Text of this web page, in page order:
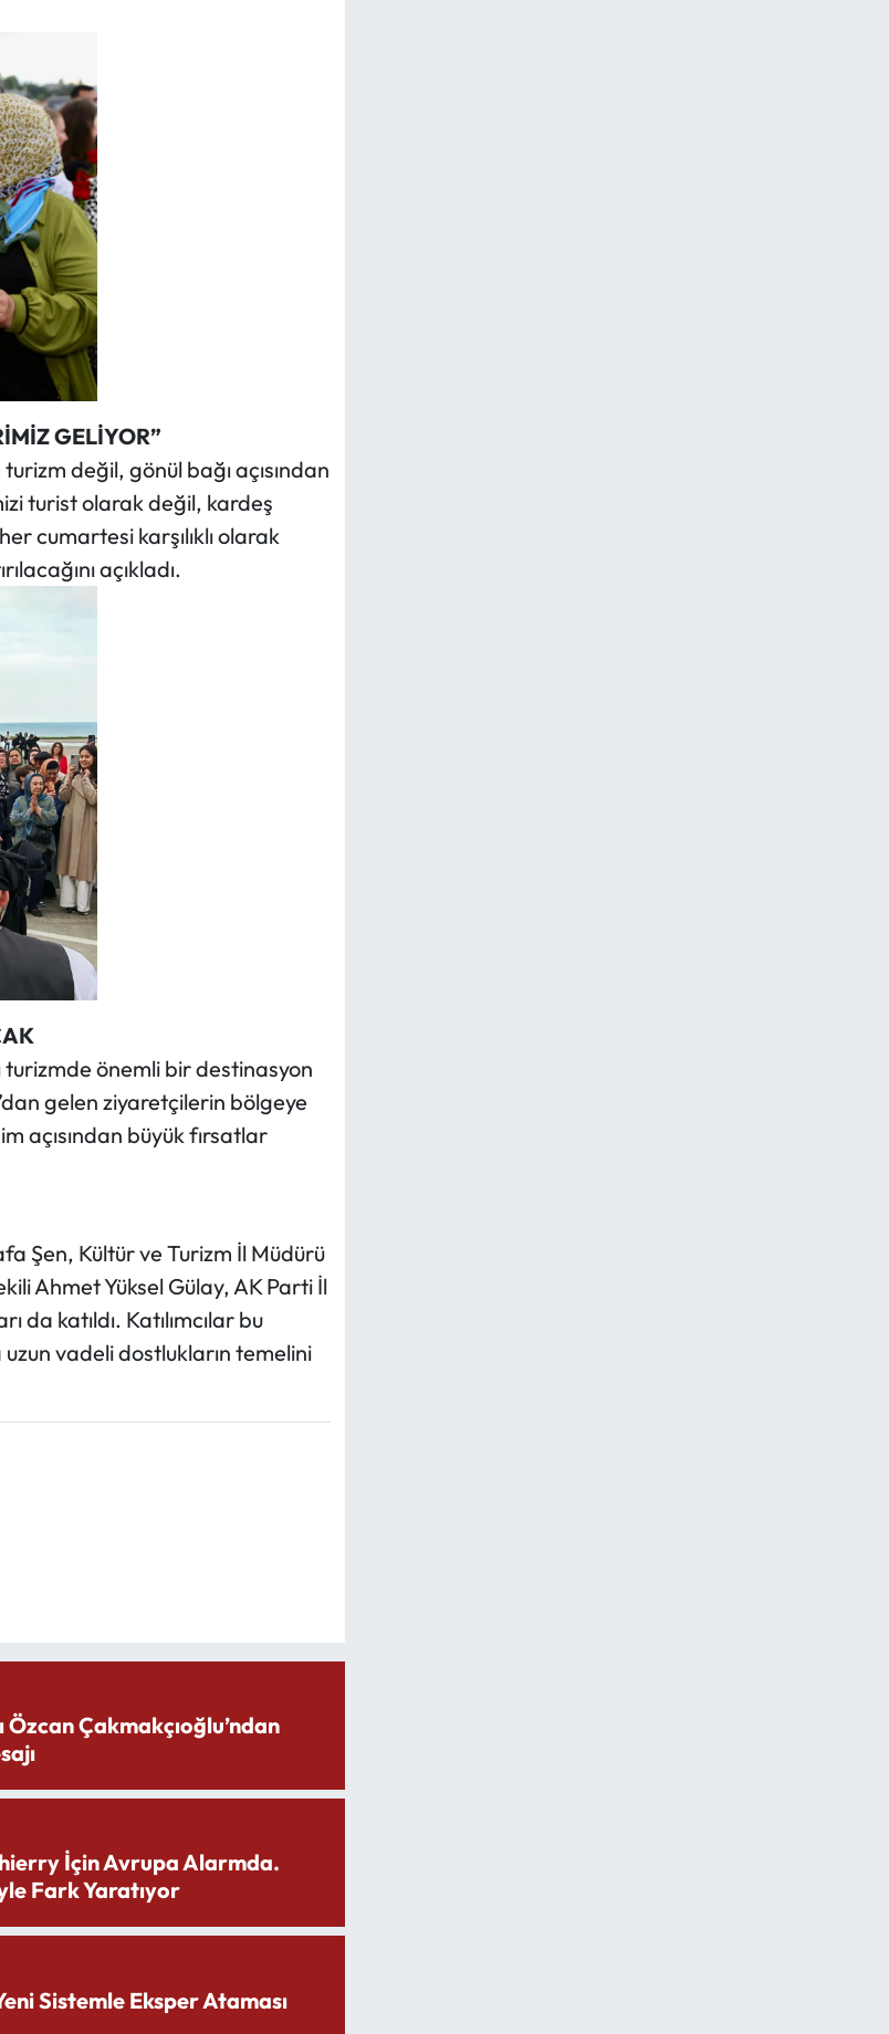
GELİYOR”
değil, gönül bağı açısından
turist olarak değil, kardeş
cumartesi karşılıklı olarak
açıkladı.
turizmde önemli bir destinasyon
gelen ziyaretçilerin bölgeye
açısından büyük fırsatlar
Şen, Kültür ve Turizm İl Müdürü
Ahmet Yüksel Gülay, AK Parti İl
da katıldı. Katılımcılar bu
vadeli dostlukların temelini
Çakmakçıoğlu’ndan
İçin Avrupa Alarmda.
Fark Yaratıyor
Sistemle Eksper Ataması